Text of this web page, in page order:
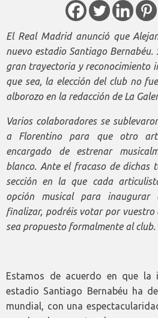
El Real Madrid anunció que
nuevo estadio Santiago
gran trayectoria y reconocimiento
que sea, la elección del club no
alborozo en la redacción de La
Varios colaboradores se
a Florentino para que otro
encargado de estrenar
blanco. Ante el fracaso de dichas
sección en la que cada
opción musical para inaugurar
finalizar, podréis votar por
sea propuesto formalmente al club.
Estamos de acuerdo en que la
estadio Santiago Bernabéu ha
mundial, con una